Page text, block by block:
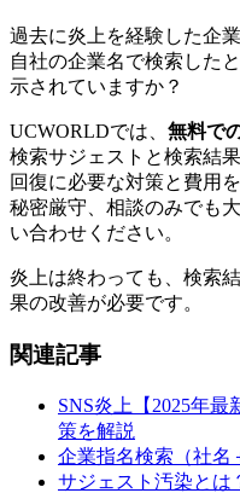
過去に炎上を経験した企業
自社の企業名で検索した
示されていますか？
UCWORLDでは、 無料で
検索サジェストと検索結
回復に必要な対策と費用
秘密厳守、相談のみでも
い合わせください。
炎上は終わっても、検索
果の改善が必要です。
関連記事
SNS炎上【2025年
策を解説
企業指名検索（社名
サジェスト汚染とは